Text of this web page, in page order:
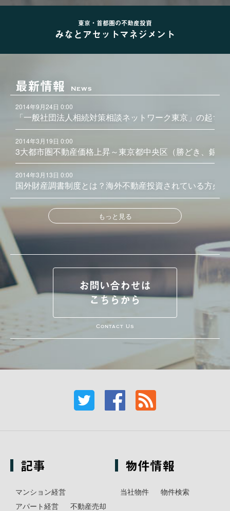
東京・首都圏の不動産投資
みなとアセットマネジメント
最新情報 News
2014年9月24日 0:00
「一般社団法人相続対策相談ネットワーク東京」の起ち
2014年3月19日 0:00
3大都市圏不動産価格上昇～東京都中央区（勝どき、銀座
2014年3月13日 0:00
国外財産調書制度とは？海外不動産投資されている方必見
もっと見る
お問い合わせは
こちらから
Contact Us
記事
マンション経営
アパート経営
不動産売却
物件情報
当社物件 物件検索